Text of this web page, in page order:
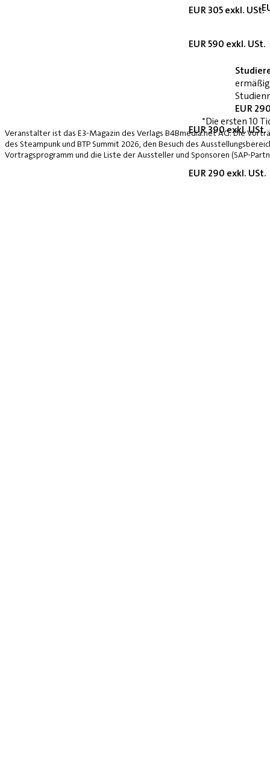
EUR 305 exkl. USt.
EUR 590 exkl. USt.
EUR 390 exkl. USt.
EUR 290 exkl. USt.
EUR
*Die ersten 10
Veranstalter ist das E3-Magazin des Verlags B4Bmedia.net AG. Die
des Steampunk und BTP Summit 2026, den Besuch des
Vortragsprogramm und die Liste der Aussteller und Sponsoren (SAP-